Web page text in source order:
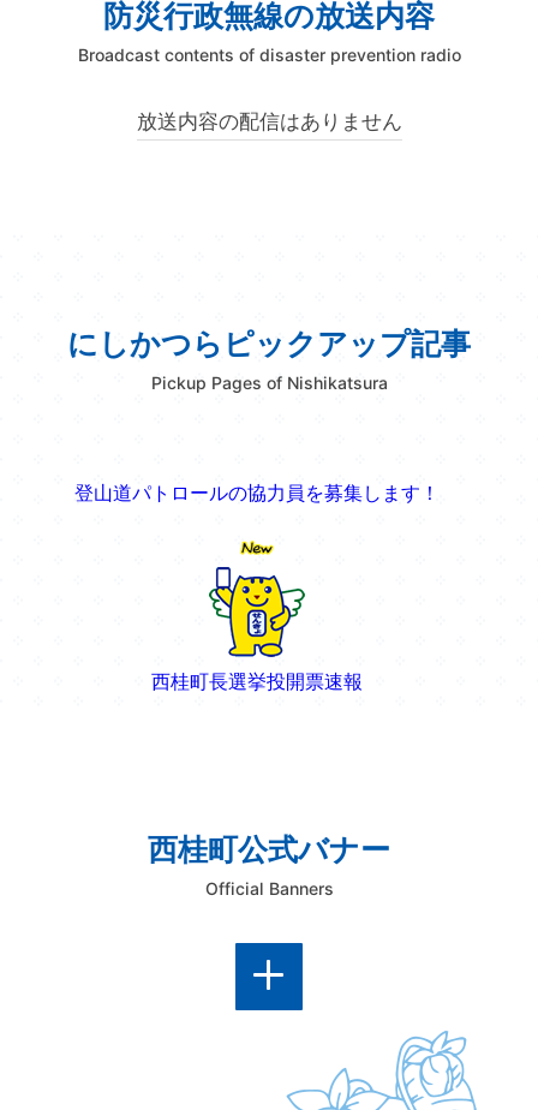
結婚・離婚 高齢・介護
ごみ 上下水道
防災行政無線の放送内容
Broadcast contents of disaster prevention radio
放送内容の配信はありません
にしかつらピックアップ記事
Pickup Pages of Nishikatsura
登山道パトロールの協力員を募集します！
西桂町長選挙投開票速報
西桂町公式バナー
Official Banners